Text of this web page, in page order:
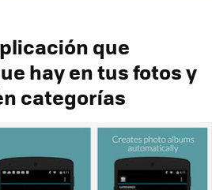
que
hay en tus fotos y
categorías